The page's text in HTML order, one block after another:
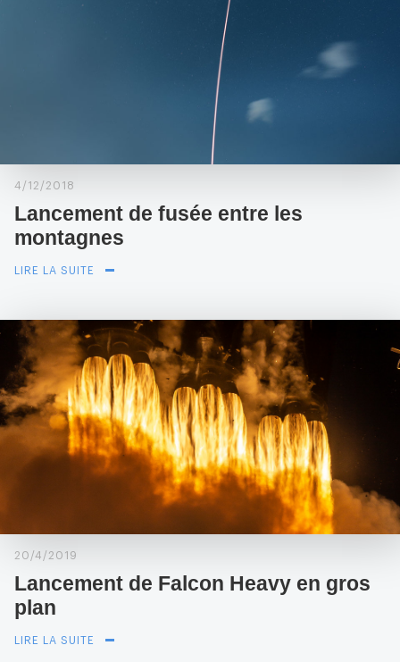
4/12/2018
Lancement de fusée entre les
montagnes
LIRE LA SUITE
20/4/2019
Lancement de Falcon Heavy en gros
plan
LIRE LA SUITE